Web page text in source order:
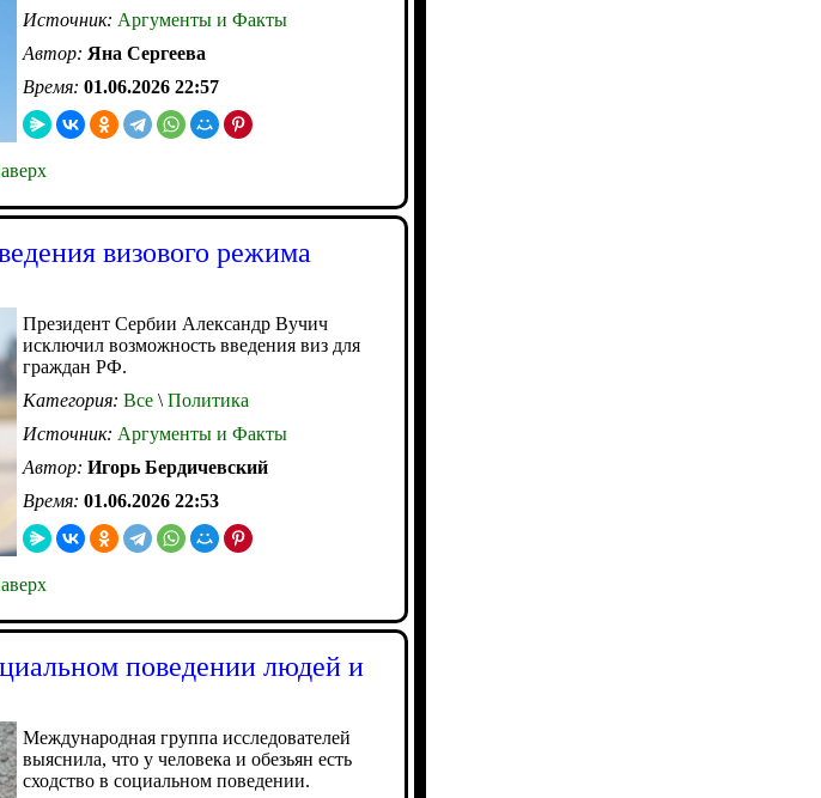
Источник: Аргументы и Факты
Автор: Яна Сергеева
Время: 01.06.2026 22:57
визового режима
Президент Сербии Александр Вучич
исключил возможность введения виз для
граждан РФ.
Категория: Все \ Политика
Источник: Аргументы и Факты
Автор: Игорь Бердичевский
Время: 01.06.2026 22:53
поведении людей и
Международная группа исследователей
выяснила, что у человека и обезьян есть
сходство в социальном поведении.